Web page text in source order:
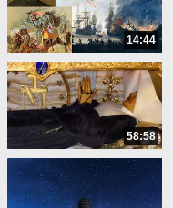
14:44
58:58